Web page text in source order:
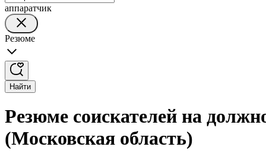
аппаратчик
Резюме
Найти
Резюме соискателей на
(Московская область)